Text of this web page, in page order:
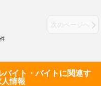
次のページへ
件
バイト・バイトに関連す
情報